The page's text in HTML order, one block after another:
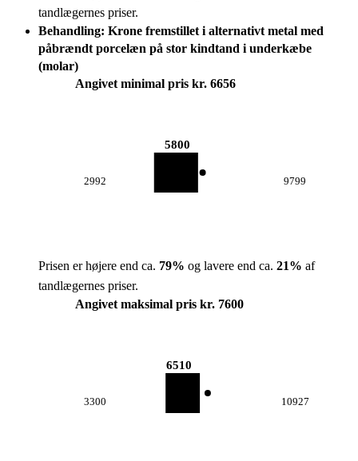
tandlægernes priser.
Behandling: Krone fremstillet i alternativt metal med
påbrændt porcelæn på stor kindtand i underkæbe
(molar)
Angivet minimal pris kr. 6656
2992
5800
9799
Prisen er højere end ca. 79% og lavere end ca. 21% af
tandlægernes priser.
Angivet maksimal pris kr. 7600
3300
6510
10927